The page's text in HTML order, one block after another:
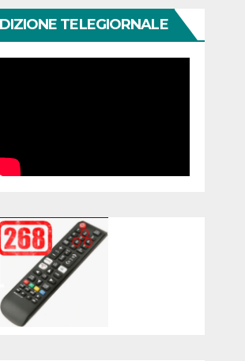
TELEGIORNALE